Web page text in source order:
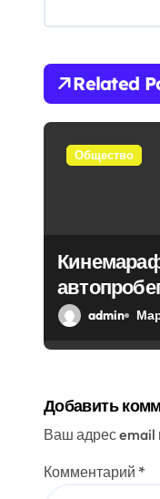
а
ц
и
а
п
с
я
м
Related
Общество
admin
Добавить
Ваш адрес email
Комментарий *